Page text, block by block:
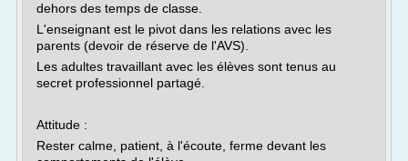
dehors des temps de classe.
L'enseignant est le pivot dans les relations avec les
parents (devoir de réserve de l'AVS).
Les adultes travaillant avec les élèves sont tenus au
secret professionnel partagé.
Attitude :
Rester calme, patient, à l'écoute, ferme devant les